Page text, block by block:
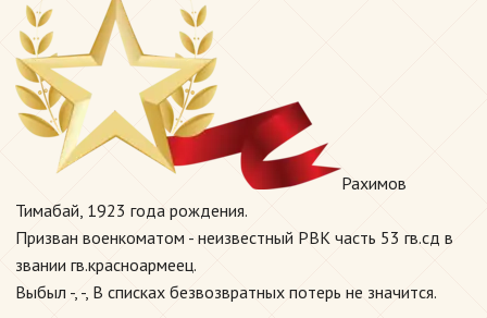
Рахимов
Тимабай, 1923 года рождения.
Призван военкоматом - неизвестный РВК часть 53 гв.сд в
звании гв.красноармеец.
Выбыл -, -, В списках безвозвратных потерь не значится.